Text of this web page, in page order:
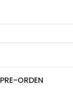
PRE-ORDEN